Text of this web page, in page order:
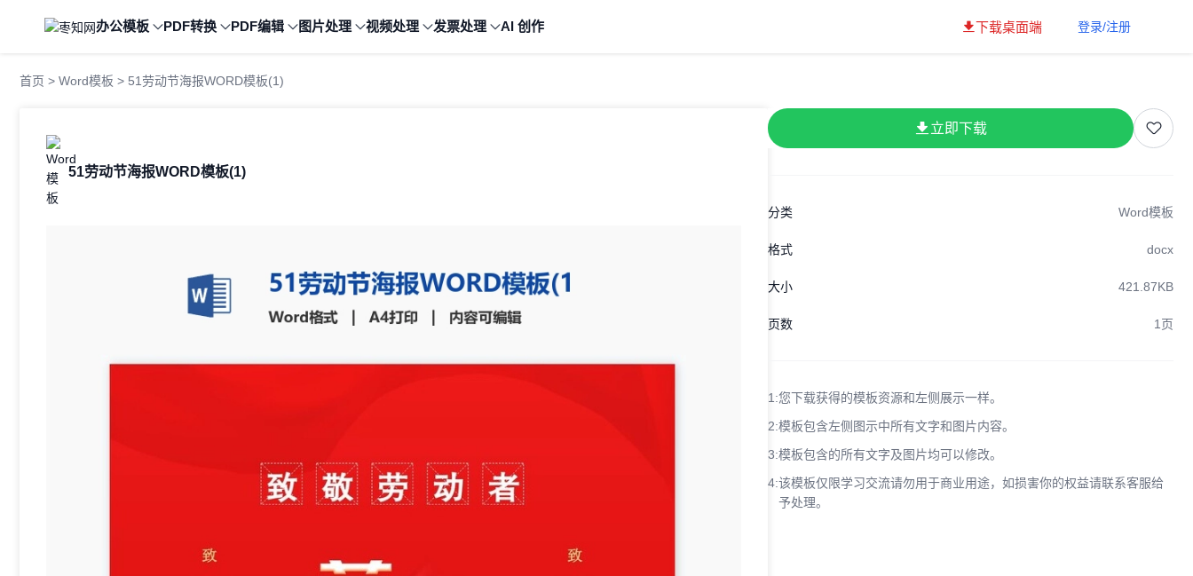
办公模板 PDF转换 PDF编辑 图片处理 视频处理 发票处理 AI 创作 下载桌面端 登录/注册
首页 > Word模板 > 51劳动节海报WORD模板(1)
51劳动节海报WORD模板(1)
立即下载
分类 Word模板
格式 docx
大小 421.87KB
页数 1页
1:您下载获得的模板资源和左侧展示一样。
2:模板包含左侧图示中所有文字和图片内容。
3:模板包含的所有文字及图片均可以修改。
4:该模板仅限学习交流请勿用于商业用途，如损害你的权益请联系客服给
予处理。